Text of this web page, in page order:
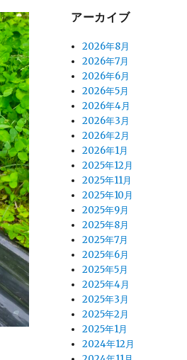
アーカイブ
2026年8月
2026年7月
2026年6月
2026年5月
2026年4月
2026年3月
2026年2月
2026年1月
2025年12月
2025年11月
2025年10月
2025年9月
2025年8月
2025年7月
2025年6月
2025年5月
2025年4月
2025年3月
2025年2月
2025年1月
2024年12月